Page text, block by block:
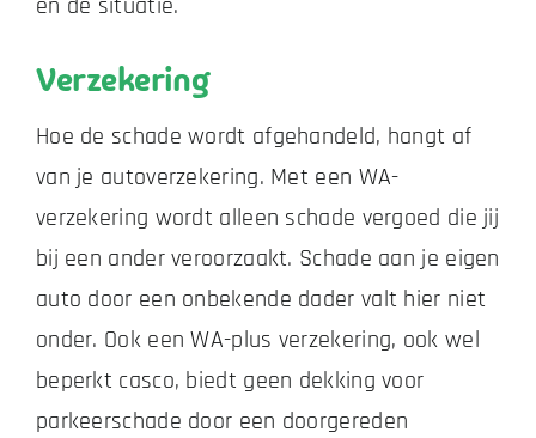
Verzekering
Hoe de schade wordt afgehandeld, hangt af
van je autoverzekering. Met een WA-
verzekering wordt alleen schade vergoed die jij
bij een ander veroorzaakt. Schade aan je eigen
auto door een onbekende dader valt hier niet
onder. Ook een WA-plus verzekering, ook wel
beperkt casco, biedt geen dekking voor
parkeerschade door een doorgereden